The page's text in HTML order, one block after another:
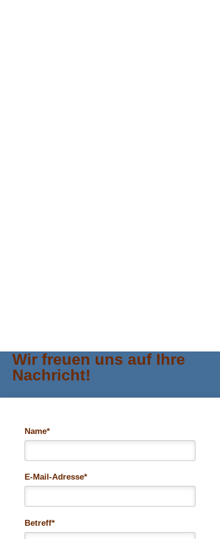
Wir freuen uns auf Ihre
Nachricht!
Name*
E-Mail-Adresse*
Betreff*